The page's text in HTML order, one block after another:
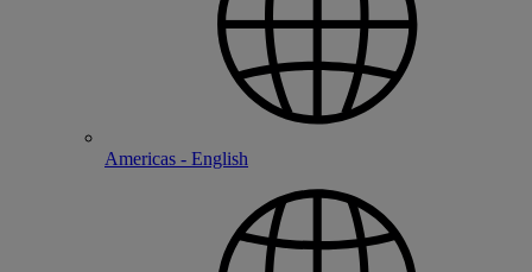
Americas - English